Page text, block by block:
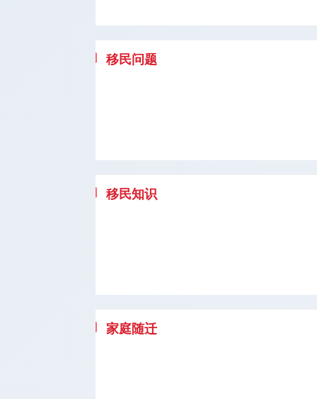
移民问题
移民知识
家庭随迁